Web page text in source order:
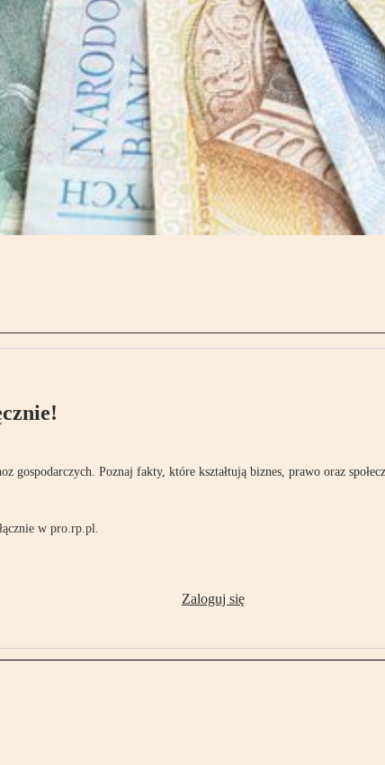
Poznaj fakty, które kształtują biznes, prawo oraz
w pro.rp.pl.
Zaloguj się